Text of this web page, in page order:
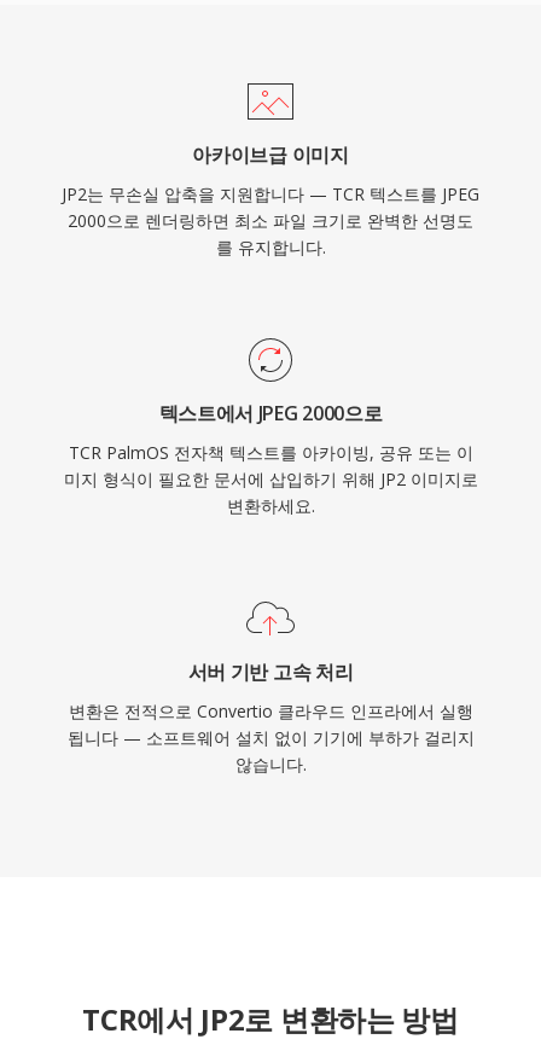
아카이브급 이미지
JP2는 무손실 압축을 지원합니다 — TCR 텍스트를 JPEG
2000으로 렌더링하면 최소 파일 크기로 완벽한 선명도
를 유지합니다.
텍스트에서 JPEG 2000으로
TCR PalmOS 전자책 텍스트를 아카이빙, 공유 또는 이
미지 형식이 필요한 문서에 삽입하기 위해 JP2 이미지로
변환하세요.
서버 기반 고속 처리
변환은 전적으로 Convertio 클라우드 인프라에서 실행
됩니다 — 소프트웨어 설치 없이 기기에 부하가 걸리지
않습니다.
TCR에서 JP2로 변환하는 방법